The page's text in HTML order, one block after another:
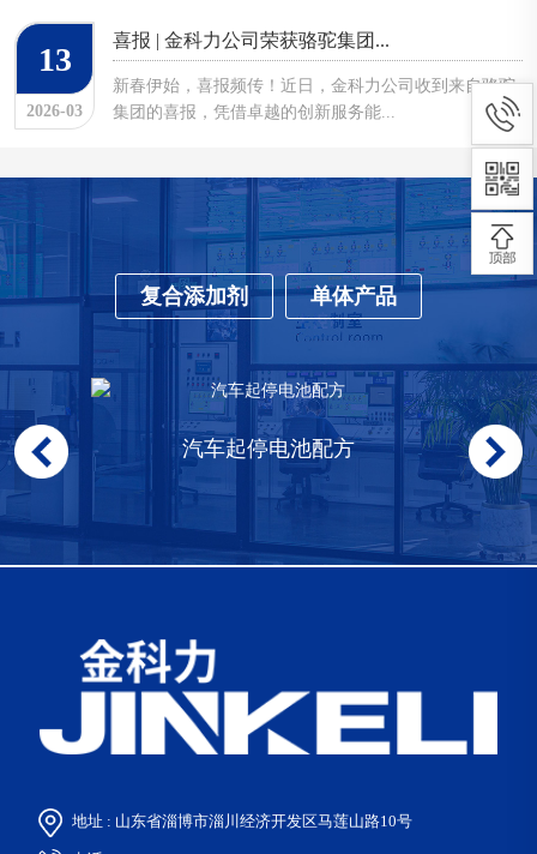
13
2026-03
喜报 | 金科力公司荣获骆驼集团...
新春伊始，喜报频传！近日，金科力公司收到来自骆驼
集团的喜报，凭借卓越的创新服务能...
复合添加剂 单体产品
汽车起停电池配方
地址 : 山东省淄博市淄川经济开发区马莲山路10号